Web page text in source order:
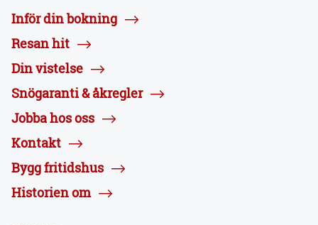
Inför din bokning
Resan hit
Din vistelse
Snögaranti & åkregler
Jobba hos oss
Kontakt
Bygg fritidshus
Historien om